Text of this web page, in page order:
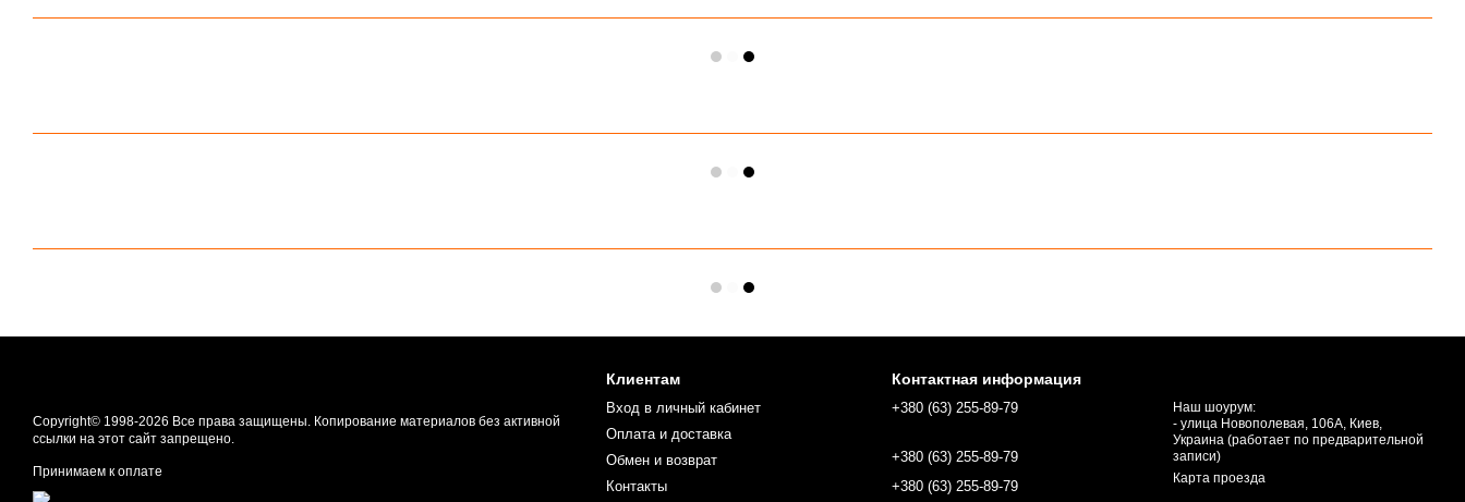
Copyright© 1998-2026 Все права защищены. Копирование материалов без активной
ссылки на этот сайт запрещено.
Принимаем к оплате
Клиентам
Вход в личный кабинет
Оплата и доставка
Обмен и возврат
Контакты
Контактная информация
+380 (63) 255-89-79
+380 (63) 255-89-79
+380 (63) 255-89-79
Наш шоурум:
- улица Новополевая, 106А, Киев,
Украина (работает по предварительной
записи)
Карта проезда